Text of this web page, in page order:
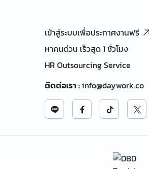
เข้าสู่ระบบเพื่อประกาศงานฟรี
หาคนด่วน เร็วสุด 1 ชั่วโมง
HR Outsourcing Service
ติดต่อเรา:info@daywork.co